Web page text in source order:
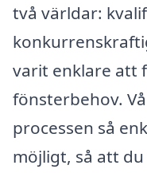
två världar:
varit enklare att
fönsterbehov.
processen så
möjligt, så att